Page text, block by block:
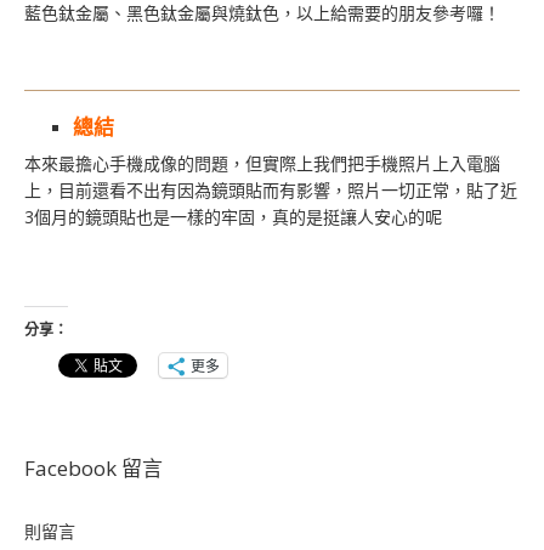
藍色鈦金屬、黑色鈦金屬與燒鈦色，以上給需要的朋友參考囉！
總結
本來最擔心手機成像的問題，但實際上我們把手機照片上入電腦
上，目前還看不出有因為鏡頭貼而有影響，照片一切正常，貼了近
3個月的鏡頭貼也是一樣的牢固，真的是挺讓人安心的呢
分享：
更多
Facebook 留言
則留言